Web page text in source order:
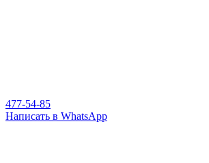
477-54-85
Написать в WhatsApp